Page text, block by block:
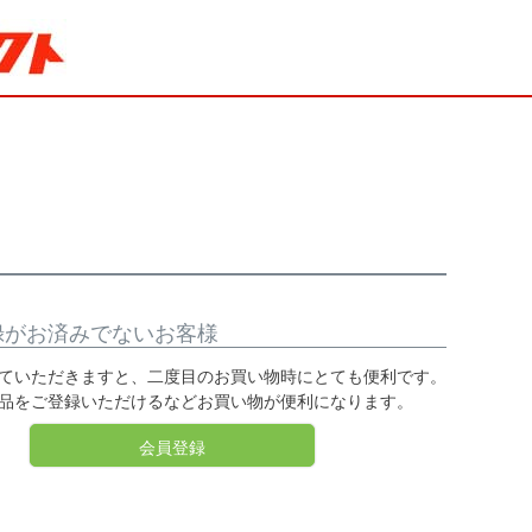
お済みでないお客様
いただきますと、二度目のお買い物時にとても便利です。
をご登録いただけるなどお買い物が便利になります。
会員登録